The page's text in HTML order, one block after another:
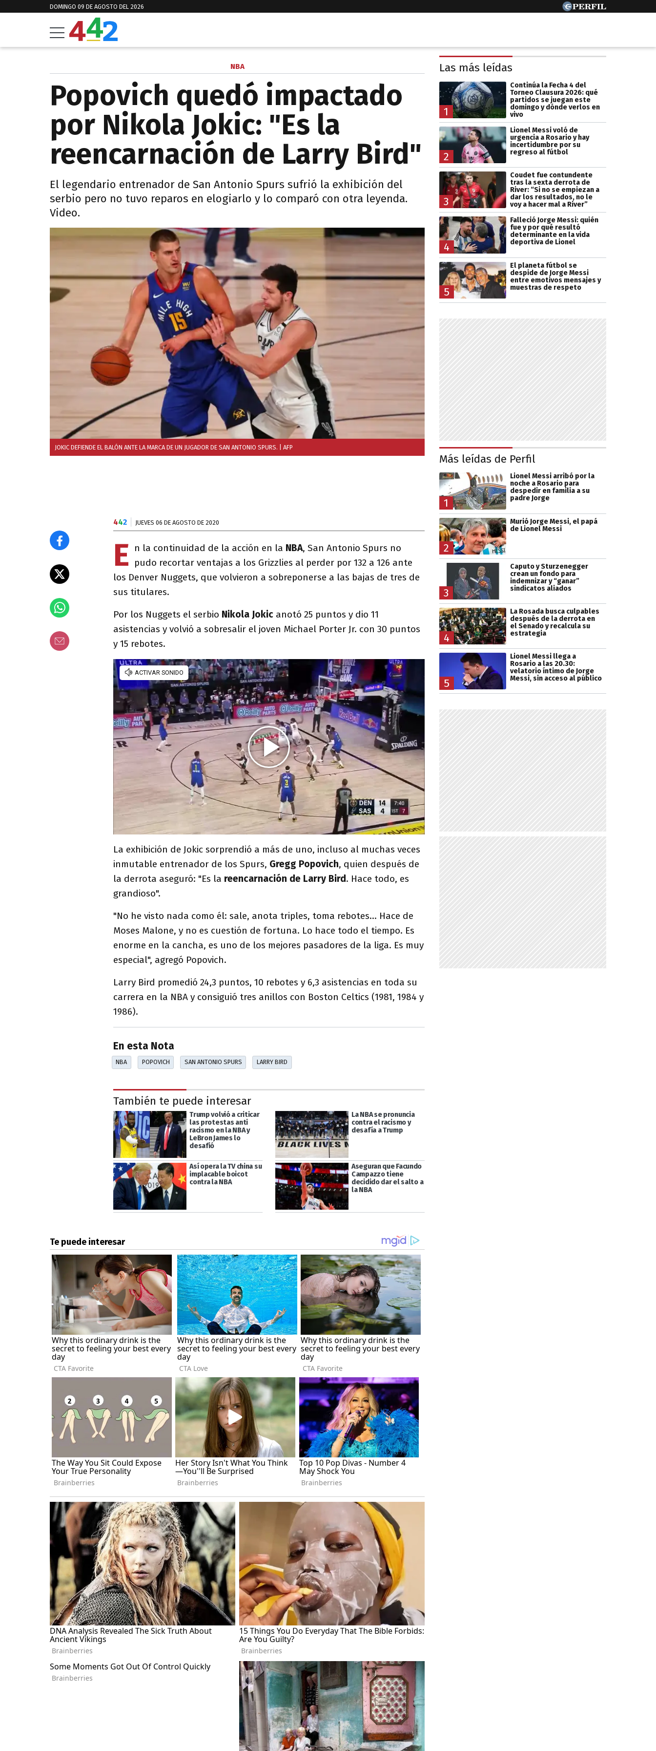
DOMINGO 09 DE AGOSTO DEL 2026
NBA
Popovich quedó impactado
por Nikola Jokic: "Es la
reencarnación de Larry Bird"
El legendario entrenador de San Antonio Spurs sufrió la exhibición del
serbio pero no tuvo reparos en elogiarlo y lo comparó con otra leyenda.
Video.
JOKIC DEFIENDE EL BALÓN ANTE LA MARCA DE UN JUGADOR DE SAN ANTONIO SPURS. | AFP
442 JUEVES 06 DE AGOSTO DE 2020
E n la continuidad de la acción en la NBA, San Antonio Spurs no
pudo recortar ventajas a los Grizzlies al perder por 132 a 126 ante
los Denver Nuggets, que volvieron a sobreponerse a las bajas de tres de
sus titulares.
Por los Nuggets el serbio Nikola Jokic anotó 25 puntos y dio 11
asistencias y volvió a sobresalir el joven Michael Porter Jr. con 30 puntos
y 15 rebotes.
La exhibición de Jokic sorprendió a más de uno, incluso al muchas veces
inmutable entrenador de los Spurs, Gregg Popovich, quien después de
la derrota aseguró: "Es la reencarnación de Larry Bird. Hace todo, es
grandioso".
"No he visto nada como él: sale, anota triples, toma rebotes... Hace de
Moses Malone, y no es cuestión de fortuna. Lo hace todo el tiempo. Es
enorme en la cancha, es uno de los mejores pasadores de la liga. Es muy
especial", agregó Popovich.
Larry Bird promedió 24,3 puntos, 10 rebotes y 6,3 asistencias en toda su
carrera en la NBA y consiguió tres anillos con Boston Celtics (1981, 1984 y
1986).
En esta Nota
NBA POPOVICH SAN ANTONIO SPURS LARRY BIRD
También te puede interesar
Trump volvió a criticar
las protestas anti
racismo en la NBA y
LeBron James lo
desafió
La NBA se pronuncia
contra el racismo y
desafía a Trump
Así opera la TV china su
implacable boicot
contra la NBA
Aseguran que Facundo
Campazzo tiene
decidido dar el salto a
la NBA
Las más leídas
1
Continúa la Fecha 4 del
Torneo Clausura 2026: qué
partidos se juegan este
domingo y dónde verlos en
vivo
2
Lionel Messi voló de
urgencia a Rosario y hay
incertidumbre por su
regreso al fútbol
3
Coudet fue contundente
tras la sexta derrota de
River: “Si no se empiezan a
dar los resultados, no le
voy a hacer mal a River”
4
Falleció Jorge Messi: quién
fue y por qué resultó
determinante en la vida
deportiva de Lionel
5
El planeta fútbol se
despide de Jorge Messi
entre emotivos mensajes y
muestras de respeto
Más leídas de Perfil
1
Lionel Messi arribó por la
noche a Rosario para
despedir en familia a su
padre Jorge
2
Murió Jorge Messi, el papá
de Lionel Messi
3
Caputo y Sturzenegger
crean un fondo para
indemnizar y “ganar”
sindicatos aliados
4
La Rosada busca culpables
después de la derrota en
el Senado y recalcula su
estrategia
5
Lionel Messi llega a
Rosario a las 20.30:
velatorio íntimo de Jorge
Messi, sin acceso al público